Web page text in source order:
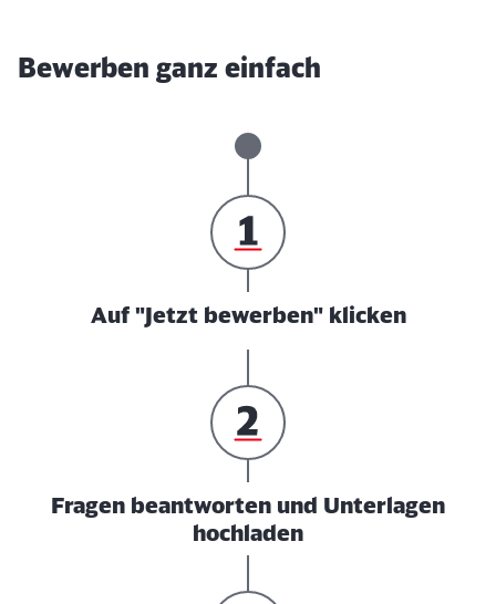
Bewerben ganz einfach
Auf "Jetzt bewerben" klicken
Fragen beantworten und Unterlagen
hochladen